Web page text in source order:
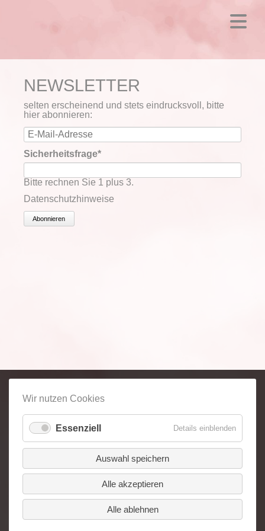
NEWSLETTER
selten erscheinend und stets eindrucksvoll, bitte
hier abonnieren:
E-
Mail-
Adresse
Pflichtfeld
Sicherheitsfrage*
Bitte rechnen Sie 1 plus 3.
Datenschutzhinweise
Abonnieren
Wir nutzen Cookies
Essenziell Details einblendenfür
Auswahl speichern
Alle akzeptieren
Alle ablehnen